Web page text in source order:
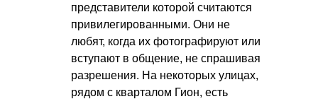
представители которой считаются
привилегированными. Они не
любят, когда их фотографируют или
вступают в общение, не спрашивая
разрешения. На некоторых улицах,
рядом с кварталом Гион, есть